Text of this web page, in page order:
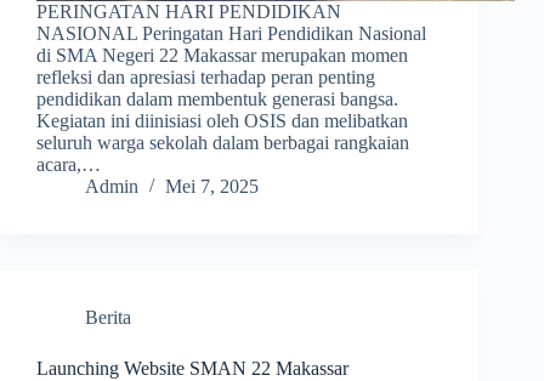
PERINGATAN HARI PENDIDIKAN
NASIONAL Peringatan Hari Pendidikan Nasional
di SMA Negeri 22 Makassar merupakan momen
refleksi dan apresiasi terhadap peran penting
pendidikan dalam membentuk generasi bangsa.
Kegiatan ini diinisiasi oleh OSIS dan melibatkan
seluruh warga sekolah dalam berbagai rangkaian
acara,…
Admin
Mei 7, 2025
Berita
Launching Website SMAN 22 Makassar